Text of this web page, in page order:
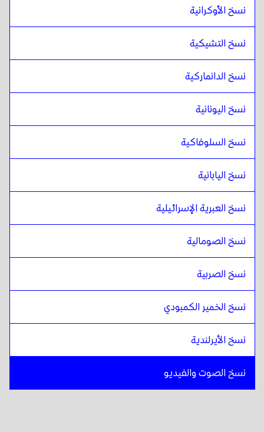
نسخ الأوكرانية
نسخ التشيكية
نسخ الدانماركية
نسخ اليونانية
نسخ السلوفاكية
نسخ اليابانية
نسخ العبرية الإسرائيلية
نسخ الصومالية
نسخ الصربية
نسخ الخمير الكمبودي
نسخ الأيرلندية
نسخ الصوت والفيديو